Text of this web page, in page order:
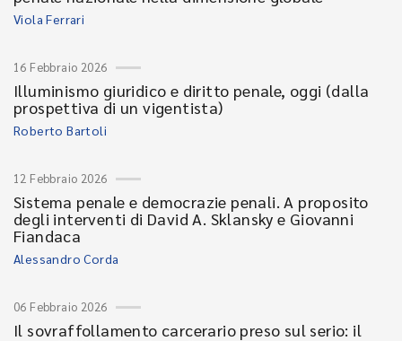
Viola Ferrari
16 Febbraio 2026
Illuminismo giuridico e diritto penale, oggi (dalla
prospettiva di un vigentista)
Roberto Bartoli
12 Febbraio 2026
Sistema penale e democrazie penali. A proposito
degli interventi di David A. Sklansky e Giovanni
Fiandaca
Alessandro Corda
06 Febbraio 2026
Il sovraffollamento carcerario preso sul serio: il